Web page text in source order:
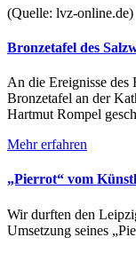
(Quelle: lvz-online.de)
Bronzetafel des
An die Ereignisse des
Bronzetafel an der
Hartmut Rompel
Mehr erfahren
„Pierrot“ vom
Wir durften den
Umsetzung seines